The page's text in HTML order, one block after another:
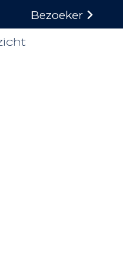
Bezoeker